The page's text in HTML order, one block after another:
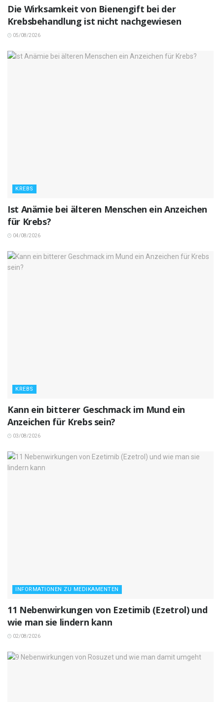
Die Wirksamkeit von Bienengift bei der
Krebsbehandlung ist nicht nachgewiesen
05/08/2026
KREBS
Ist Anämie bei älteren Menschen ein Anzeichen
für Krebs?
04/08/2026
KREBS
Kann ein bitterer Geschmack im Mund ein
Anzeichen für Krebs sein?
03/08/2026
INFORMATIONEN ZU MEDIKAMENTEN
11 Nebenwirkungen von Ezetimib (Ezetrol) und
wie man sie lindern kann
02/08/2026